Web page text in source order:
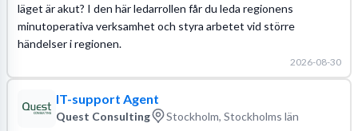
läget är akut? I den här ledarrollen får du leda regionens
minutoperativa verksamhet och styra arbetet vid större
händelser i regionen.
2026-08-30
IT-support Agent
Quest Consulting Stockholm, Stockholms län